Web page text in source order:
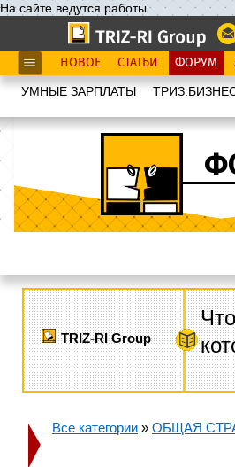
На сайте ведутся работы
НОВОЕ СТАТЬИ ФОРУМ
УМНЫЕ ЗАРПЛАТЫ
TRIZ-RI Group
Все категории » ОБЩАЯ